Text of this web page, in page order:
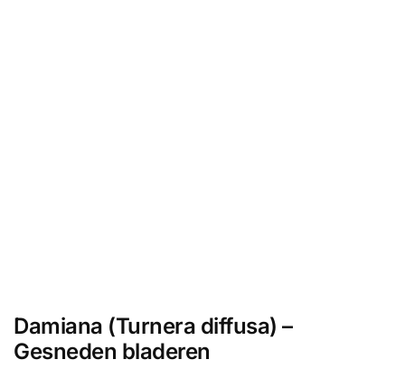
Damiana (Turnera diffusa) –
Gesneden bladeren